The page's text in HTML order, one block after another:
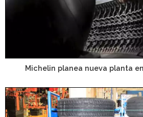
Michelin planea nueva planta